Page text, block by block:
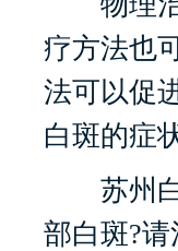
疗方法也
法可以促
白斑的症
苏州白
部白斑?